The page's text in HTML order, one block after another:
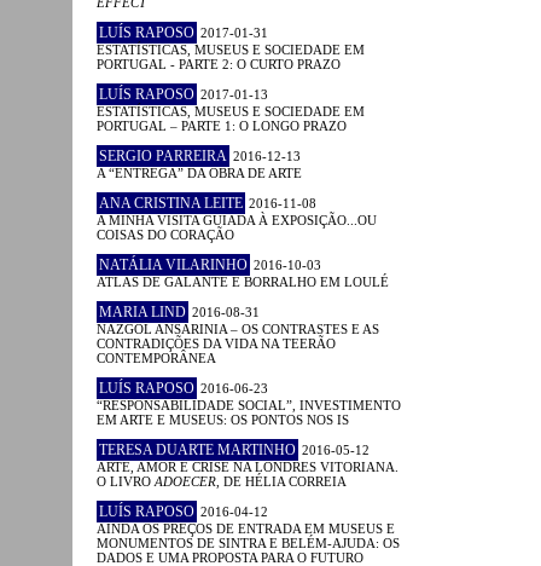
LUÍS RAPOSO 2017-01-31
ESTATÍSTICAS, MUSEUS E SOCIEDADE EM
PORTUGAL - PARTE 2: O CURTO PRAZO
LUÍS RAPOSO 2017-01-13
ESTATÍSTICAS, MUSEUS E SOCIEDADE EM
PORTUGAL – PARTE 1: O LONGO PRAZO
SERGIO PARREIRA 2016-12-13
A “ENTREGA” DA OBRA DE ARTE
ANA CRISTINA LEITE 2016-11-08
A MINHA VISITA GUIADA À EXPOSIÇÃO...OU
COISAS DO CORAÇÃO
NATÁLIA VILARINHO 2016-10-03
ATLAS DE GALANTE E BORRALHO EM LOULÉ
MARIA LIND 2016-08-31
NAZGOL ANSARINIA – OS CONTRASTES E AS
CONTRADIÇÕES DA VIDA NA TEERÃO
CONTEMPORÂNEA
LUÍS RAPOSO 2016-06-23
“RESPONSABILIDADE SOCIAL”, INVESTIMENTO
EM ARTE E MUSEUS: OS PONTOS NOS IS
TERESA DUARTE MARTINHO 2016-05-12
ARTE, AMOR E CRISE NA LONDRES VITORIANA.
O LIVRO ADOECER , DE HÉLIA CORREIA
LUÍS RAPOSO 2016-04-12
AINDA OS PREÇOS DE ENTRADA EM MUSEUS E
MONUMENTOS DE SINTRA E BELÉM-AJUDA: OS
DADOS E UMA PROPOSTA PARA O FUTURO